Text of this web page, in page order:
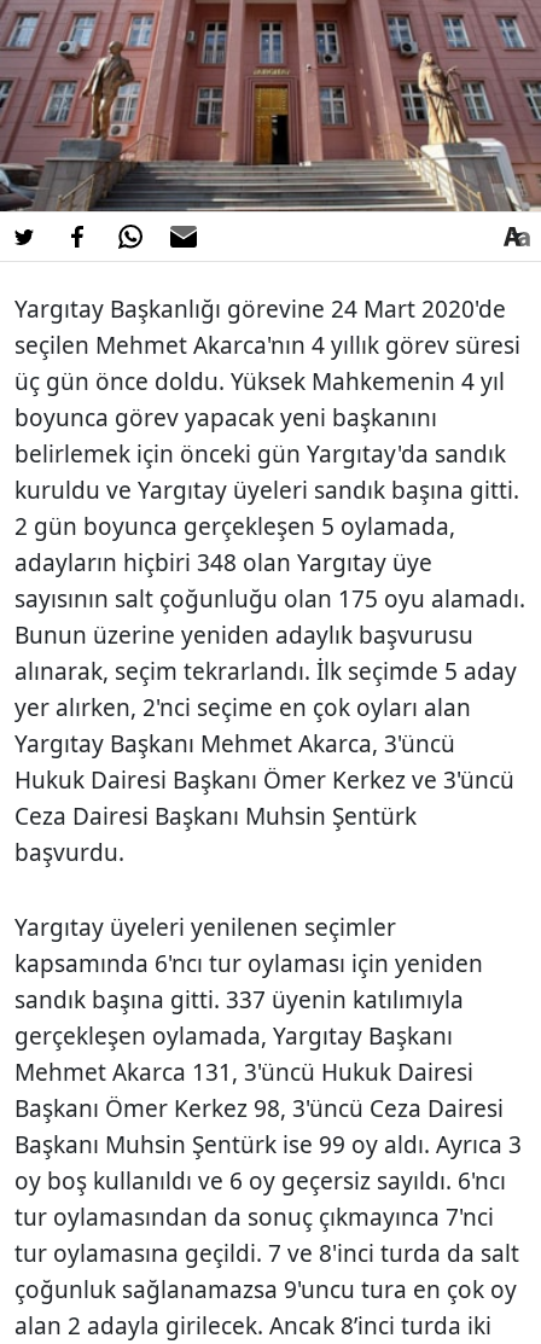
Yargıtay Başkanlığı görevine 24 Mart 2020'de
seçilen Mehmet Akarca'nın 4 yıllık görev süresi
üç gün önce doldu. Yüksek Mahkemenin 4 yıl
boyunca görev yapacak yeni başkanını
belirlemek için önceki gün Yargıtay'da sandık
kuruldu ve Yargıtay üyeleri sandık başına gitti.
2 gün boyunca gerçekleşen 5 oylamada,
adayların hiçbiri 348 olan Yargıtay üye
sayısının salt çoğunluğu olan 175 oyu alamadı.
Bunun üzerine yeniden adaylık başvurusu
alınarak, seçim tekrarlandı. İlk seçimde 5 aday
yer alırken, 2'nci seçime en çok oyları alan
Yargıtay Başkanı Mehmet Akarca, 3'üncü
Hukuk Dairesi Başkanı Ömer Kerkez ve 3'üncü
Ceza Dairesi Başkanı Muhsin Şentürk
başvurdu.
Yargıtay üyeleri yenilenen seçimler
kapsamında 6'ncı tur oylaması için yeniden
sandık başına gitti. 337 üyenin katılımıyla
gerçekleşen oylamada, Yargıtay Başkanı
Mehmet Akarca 131, 3'üncü Hukuk Dairesi
Başkanı Ömer Kerkez 98, 3'üncü Ceza Dairesi
Başkanı Muhsin Şentürk ise 99 oy aldı. Ayrıca 3
oy boş kullanıldı ve 6 oy geçersiz sayıldı. 6'ncı
tur oylamasından da sonuç çıkmayınca 7'nci
tur oylamasına geçildi. 7 ve 8'inci turda da salt
çoğunluk sağlanamazsa 9'uncu tura en çok oy
alan 2 adayla girilecek. Ancak 8’inci turda iki